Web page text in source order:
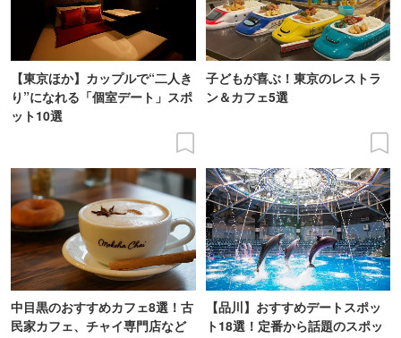
【東京ほか】カップルで“二人き
り”になれる「個室デート」スポ
ット10選
子どもが喜ぶ！東京のレストラ
ン＆カフェ5選
中目黒のおすすめカフェ8選！古
民家カフェ、チャイ専門店など
【品川】おすすめデートスポッ
ト18選！定番から話題のスポッ